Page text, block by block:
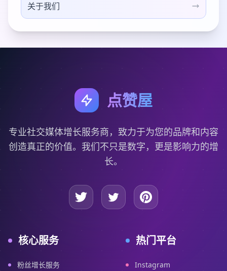
关于我们
点赞屋
专业社交媒体增长服务商，致力于为您的品牌和内容
创造真正的价值。我们不只是数字，更是影响力的增
长。
核心服务
粉丝增长服务
热门平台
Instagram